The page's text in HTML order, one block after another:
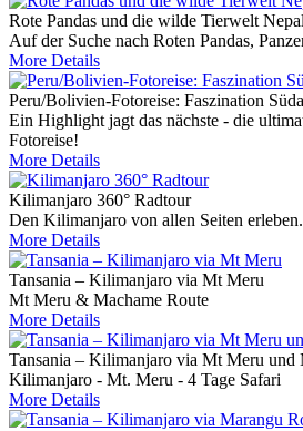
Rote Pandas und die wilde Tierwelt
Auf der Suche nach Roten Pandas,
More Details
Peru/Bolivien-Fotoreise: Faszination
Ein Highlight jagt das nächste - die
Fotoreise!
More Details
Kilimanjaro 360° Radtour
Den Kilimanjaro von allen Seiten
More Details
Tansania – Kilimanjaro via Mt Meru
Mt Meru & Machame Route
More Details
Tansania – Kilimanjaro via Mt Meru und
Kilimanjaro - Mt. Meru - 4 Tage Safari
More Details